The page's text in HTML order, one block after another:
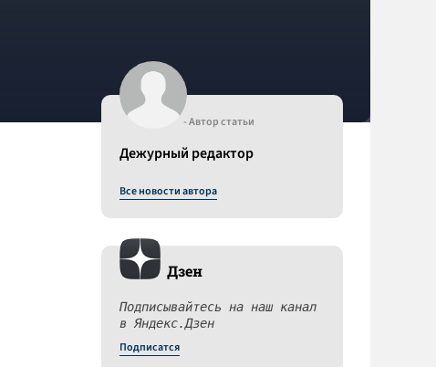
- Автор статьи
Дежурный редактор
Все новости автора
Дзен
Подписывайтесь на наш канал
в Яндекс.Дзен
Подписатся